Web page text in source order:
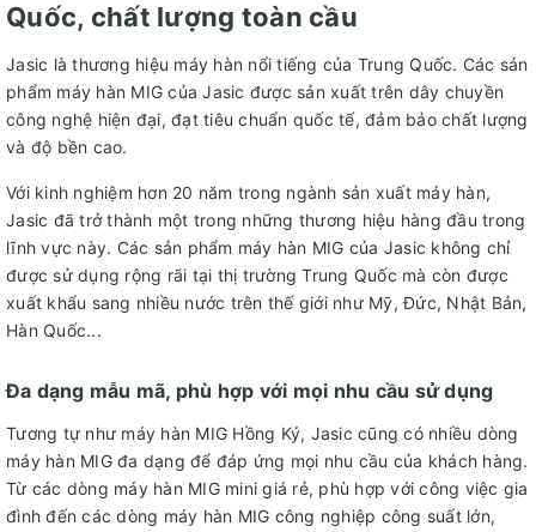
Quốc, chất lượng toàn cầu
Jasic là thương hiệu máy hàn nổi tiếng của Trung Quốc. Các sản
phẩm máy hàn MIG của Jasic được sản xuất trên dây chuyền
công nghệ hiện đại, đạt tiêu chuẩn quốc tế, đảm bảo chất lượng
và độ bền cao.
Với kinh nghiệm hơn 20 năm trong ngành sản xuất máy hàn,
Jasic đã trở thành một trong những thương hiệu hàng đầu trong
lĩnh vực này. Các sản phẩm máy hàn MIG của Jasic không chỉ
được sử dụng rộng rãi tại thị trường Trung Quốc mà còn được
xuất khẩu sang nhiều nước trên thế giới như Mỹ, Đức, Nhật Bản,
Hàn Quốc...
Đa dạng mẫu mã, phù hợp với mọi nhu cầu sử dụng
Tương tự như máy hàn MIG Hồng Ký, Jasic cũng có nhiều dòng
máy hàn MIG đa dạng để đáp ứng mọi nhu cầu của khách hàng.
Từ các dòng máy hàn MIG mini giá rẻ, phù hợp với công việc gia
đình đến các dòng máy hàn MIG công nghiệp công suất lớn,